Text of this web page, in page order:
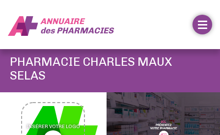
ANNUAIRE
desPHARMACIES
PHARMACIE CHARLES MAUX
SELAS
INSÉRER VOTRE LOGO